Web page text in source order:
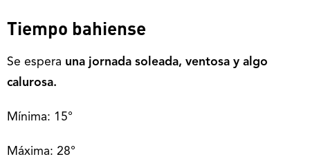
Tiempo bahiense
Se espera una jornada soleada, ventosa y algo
calurosa.
Mínima: 15°
Máxima: 28°